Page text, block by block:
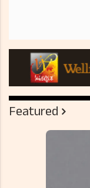
Featured